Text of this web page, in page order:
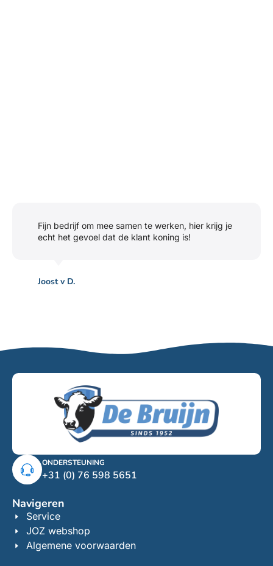
Fijn bedrijf om mee samen te werken, hier krijg je
echt het gevoel dat de klant koning is!
Joost v D.
ONDERSTEUNING
+31 (0) 76 598 5651
Navigeren
Service
JOZ webshop
Algemene voorwaarden